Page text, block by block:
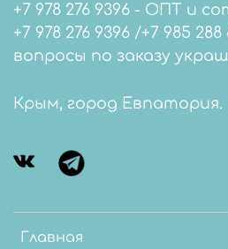
Главная
+7 978 276 9396 - ОПТ и
+7 978 276 9396 /+7 985 288 6338 -
вопросы по заказу
Крым, город Евпатория.